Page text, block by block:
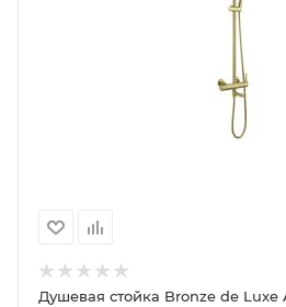
Душевая стойка Bronze de Luxe